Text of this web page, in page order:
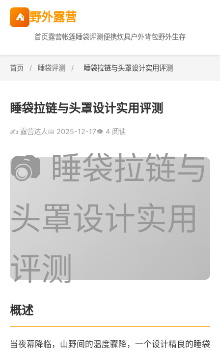
⛺ 野外露营
首页露营帐篷睡袋评测便携炊具户外背包野外生存
首页 / 睡袋评测 / 睡袋拉链与头罩设计实用评测
睡袋拉链与头罩设计实用评测
✍️ 露营达人 📅 2025-12-17👁️ 4 阅读
📷 睡袋拉链与
头罩设计实用
评测
概述
当夜幕降临，山野间的温度骤降，一个设计精良的睡袋